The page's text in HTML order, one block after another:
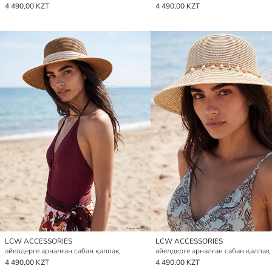
4 490,00 KZT
4 490,00 KZT
LCW ACCESSORIES
әйелдерге арналған сабан қалпақ
4 490,00 KZT
LCW ACCESSORIES
4 490,00 KZT